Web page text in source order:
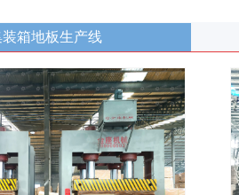
装箱地板生产线